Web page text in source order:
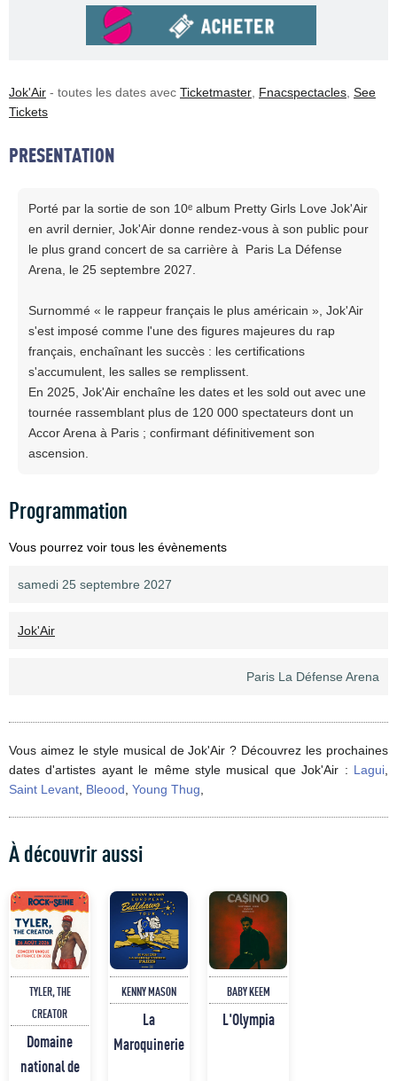
Jok'Air - toutes les dates avec Ticketmaster, Fnacspectacles, See
Tickets
PRESENTATION
Porté par la sortie de son 10ᵉ album Pretty Girls Love Jok'Air
en avril dernier, Jok'Air donne rendez-vous à son public pour
le plus grand concert de sa carrière à Paris La Défense
Arena, le 25 septembre 2027.
Surnommé « le rappeur français le plus américain », Jok'Air
s'est imposé comme l'une des figures majeures du rap
français, enchaînant les succès : les certifications
s'accumulent, les salles se remplissent.
En 2025, Jok'Air enchaîne les dates et les sold out avec une
tournée rassemblant plus de 120 000 spectateurs dont un
Accor Arena à Paris ; confirmant définitivement son
ascension.
Programmation
Vous pourrez voir tous les évènements
samedi 25 septembre 2027
Jok'Air
Paris La Défense Arena
Vous aimez le style musical de Jok'Air ? Découvrez les prochaines
dates d'artistes ayant le même style musical que Jok'Air : Lagui,
Saint Levant, Bleood, Young Thug,
À découvrir aussi
TYLER, THE
CREATOR
Domaine
national de
KENNY MASON
La
Maroquinerie
BABY KEEM
L'Olympia